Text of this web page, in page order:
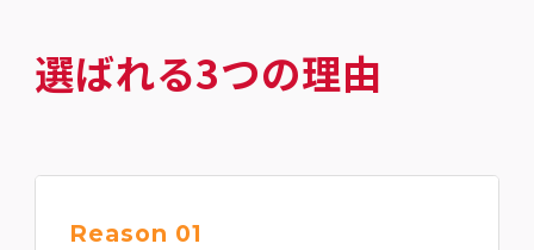
選ばれる3つの理由
Reason 01